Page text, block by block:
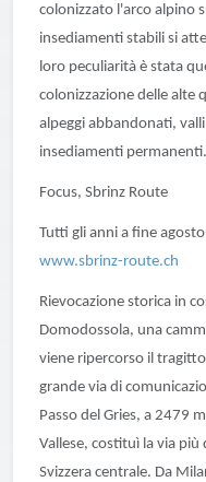
colonizzato l'arco alpino
insediamenti stabili si
loro peculiarità è stata
colonizzazione delle alte
alpeggi abbandonati,
insediamenti permanenti.
Focus, Sbrinz Route
Tutti gli anni a fine
www.sbrinz-route.ch
Rievocazione storica in
Domodossola, una
viene ripercorso il
grande via di
Passo del Gries, a 2479
Vallese, costituì la via
Svizzera centrale. Da